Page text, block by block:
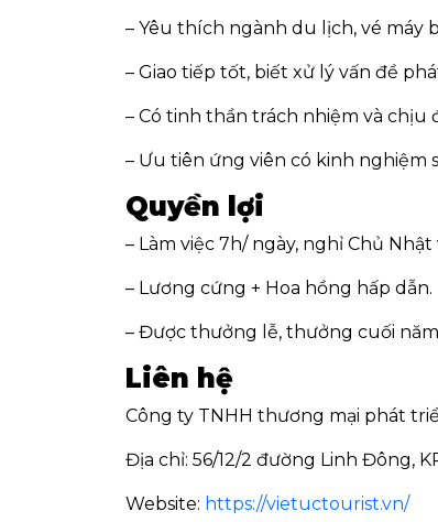
– Yêu thích ngành du lịch, vé máy
– Giao tiếp tốt, biết xử lý vấn đề
– Có tinh thần trách nhiệm và chịu
– Ưu tiên ứng viên có kinh nghiệm
Quyền lợi
– Làm việc 7h/ ngày, nghỉ Chủ
– Lương cứng + Hoa hồng hấp dẫn.
– Được thưởng lễ, thưởng cuối
Liên hệ
Công ty TNHH thương mại phát
Địa chỉ: 56/12/2 đường Linh Đông,
Website: https://vietuctourist.vn/